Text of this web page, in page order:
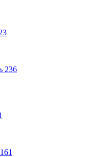
236
161